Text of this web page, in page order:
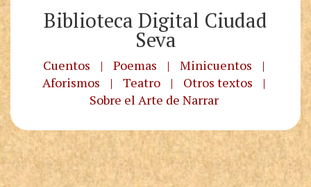
Biblioteca Digital Ciudad
Seva
Cuentos | Poemas | Minicuentos
|
Aforismos
| Teatro | Otros textos
|
Sobre el Arte de Narrar